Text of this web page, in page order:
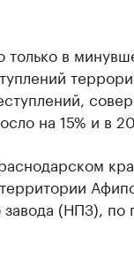
только в
на 15% и в
(НПЗ), по